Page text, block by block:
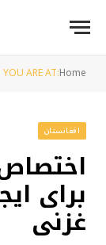
YOU ARE AT:Home
افغانستان
برای
غزنی